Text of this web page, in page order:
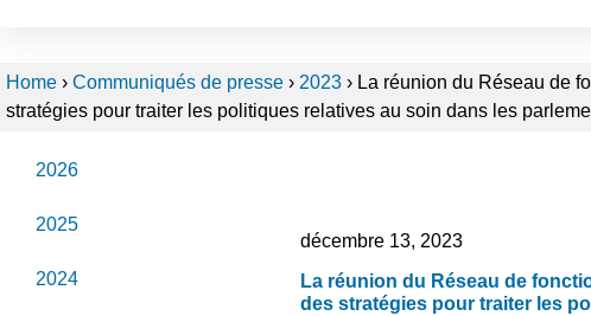
Home › Communiqués de presse › 2023 › La réunion du Réseau de
stratégies pour traiter les politiques relatives au soin dans les
2026
2025
2024
décembre 13, 2023
La réunion du Réseau de
des stratégies pour traiter les